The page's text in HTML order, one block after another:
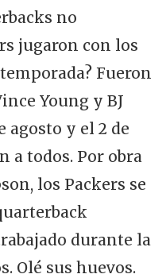
no
jugaron con los
Fueron
Young y BJ
agosto y el 2 de
a todos. Por obra
los Packers se
durante la
Olé sus huevos.